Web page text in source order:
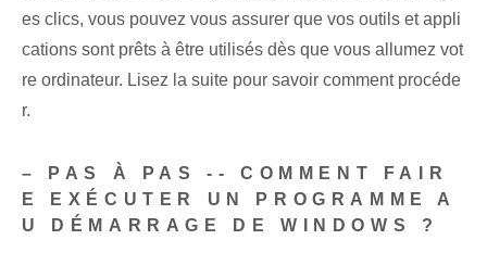
es clics, vous pouvez vous assurer que vos outils et appli
cations sont prêts à être utilisés dès que vous allumez vot
re ordinateur. Lisez la suite pour savoir comment procéde
r.
– PAS À PAS -- COMMENT FAIR
E EXÉCUTER UN PROGRAMME A
U DÉMARRAGE DE WINDOWS ?